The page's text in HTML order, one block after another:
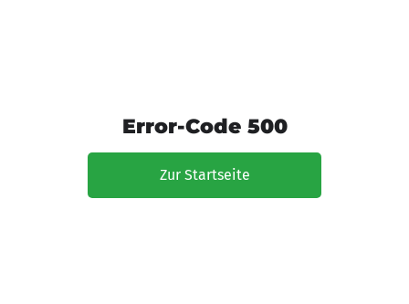
Error-Code 500
Zur Startseite